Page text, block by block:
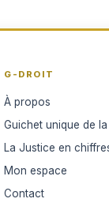
G-DROIT
À propos
Guichet unique de
La Justice en
Mon espace
Contact